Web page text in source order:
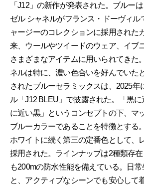
「J12」の新作が発表された。ブルー
ゼル シャネルがフランス・ドーヴィル
ャージーのコレクションに採用された
来、ウールやツイードのウェア、イブ
さまざまなアイテムに用いられてきた
ネルは特に、濃い色合いを好んでいた
されたブルーセラミックスは、2025年
ル「J12 BLEU」で披露された。「黒
に近い黒」というコンセプトの下、マ
ブルーカラーであることを特徴とする
ホワイトに続く第三の定番色として、
採用された。ラインナップは2種類存
も200mの防水性能を備えている。日
と、アクティブなシーンでも安心して